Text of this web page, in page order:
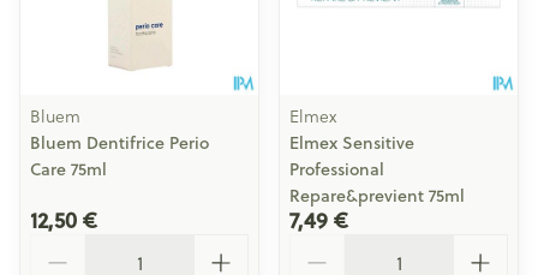
Bluem
Bluem Dentifrice Perio
Care 75ml
12,50 €
Elmex
Elmex Sensitive
Professional
Repare&previent 75ml
7,49 €